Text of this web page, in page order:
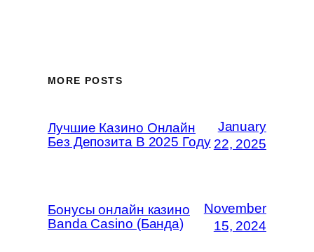
MORE POSTS
Лучшие Казино Онлайн
Без Депозита В 2025 Году
January
22, 2025
Бонусы онлайн казино
Banda Casino (Банда)
November
15, 2024